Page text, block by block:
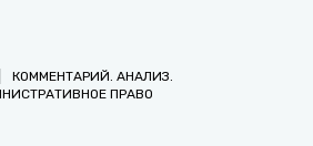
КОММЕНТАРИЙ. АНАЛИЗ.
ПРАВО